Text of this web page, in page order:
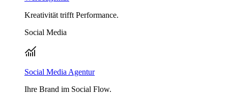
Kreativität trifft Performance.
Social Media
Social Media Agentur
Ihre Brand im Social Flow.